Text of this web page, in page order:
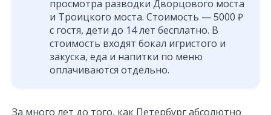
просмотра разводки Дворцового моста
и Троицкого моста. Стоимость — 5000 ₽
с гостя, дети до 14 лет бесплатно. В
стоимость входят бокал игристого и
закуска, еда и напитки по меню
оплачиваются отдельно.
За много лет до того, как Петербург абсолютно